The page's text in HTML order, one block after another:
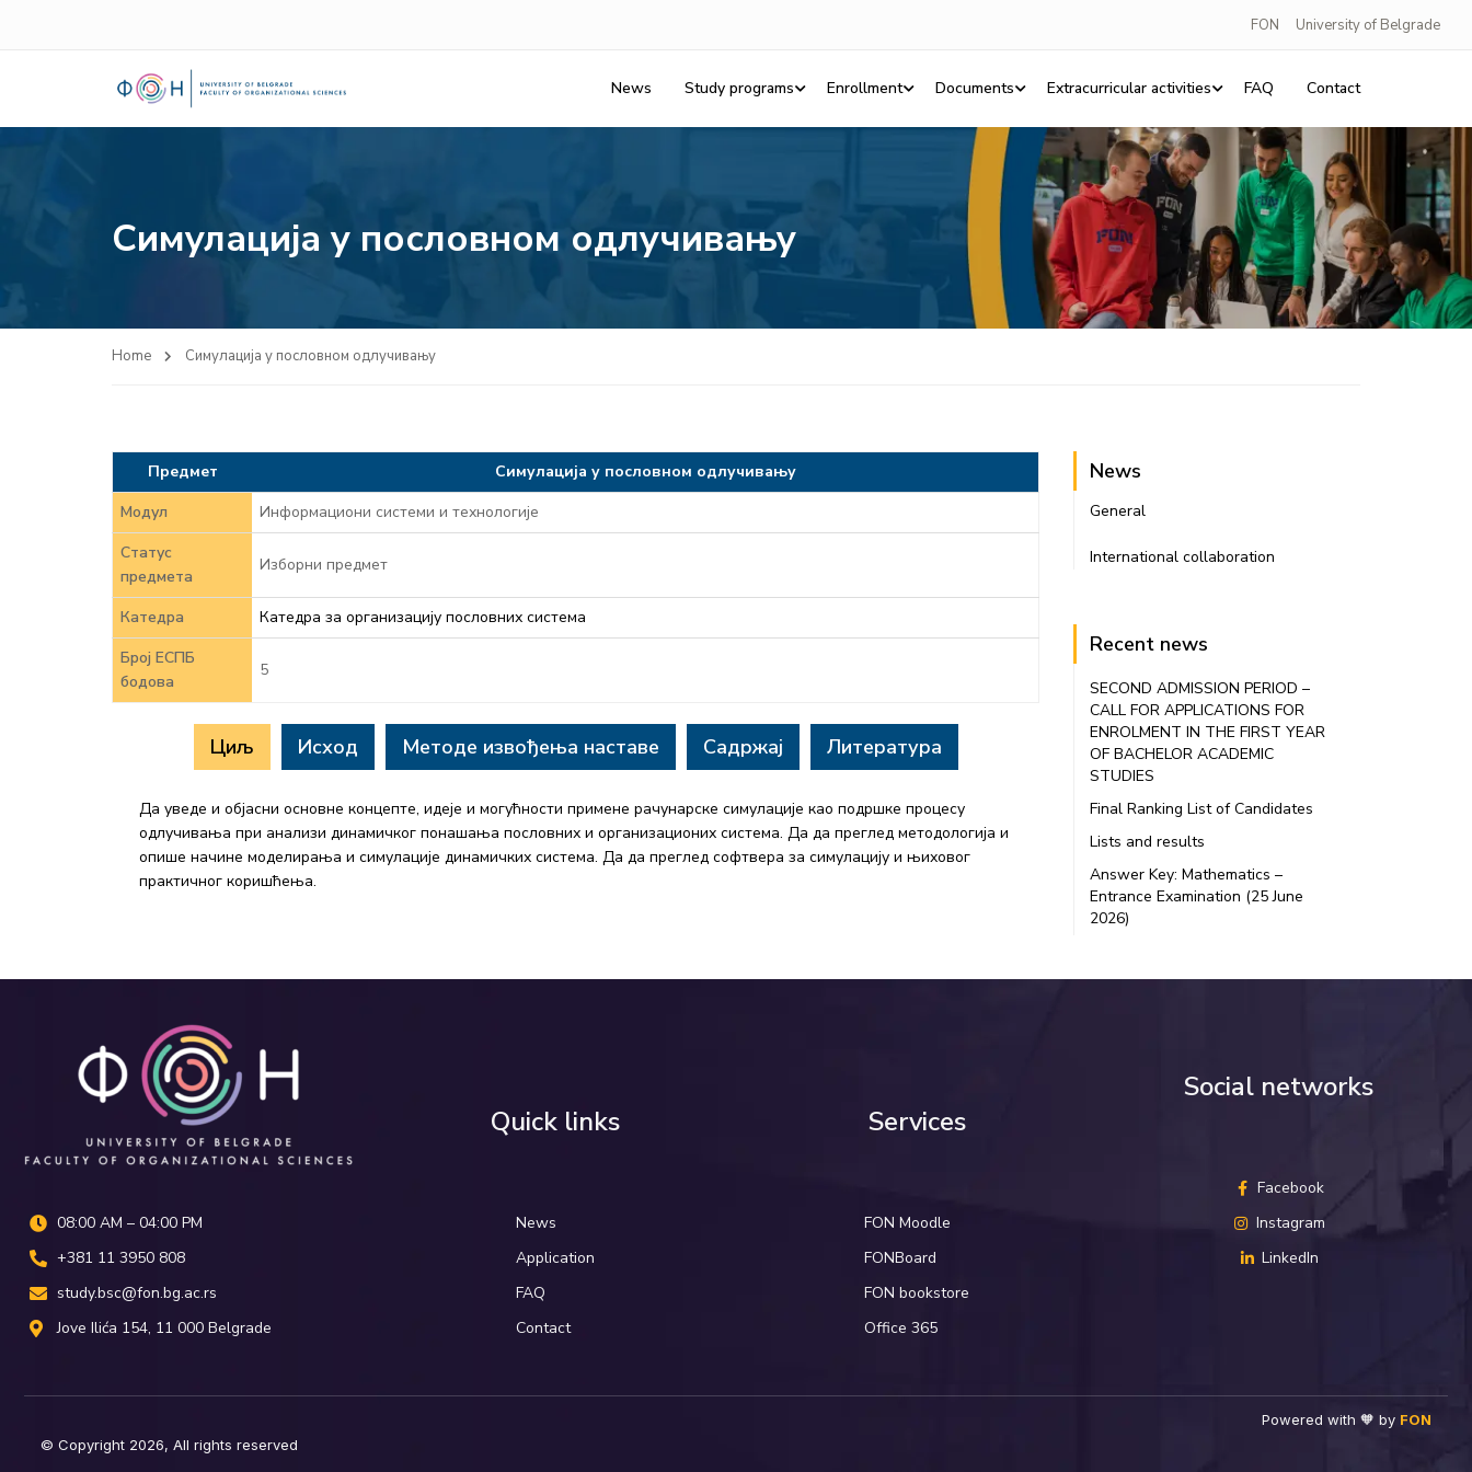
FON University of Belgrade
News Study programs Enrollment Documents Extracurricular activities FAQ Contact
Симулација у пословном одлучивању
Home Симулација у пословном одлучивању
Предмет
Симулација у пословном одлучивању
Модул
Информациони системи и технологије
Статус
предмета
Изборни предмет
Катедра
Катедра за организацију пословних система
Број ЕСПБ
бодова
5
Циљ Исход Методе извођења наставе Садржај Литература
Да уведе и објасни основне концепте, идеје и могућности примене рачунарске симулације као подршке процесу
одлучивања при анализи динамичког понашања пословних и организационих система. Да да преглед методологија и
опише начине моделирања и симулације динамичких система. Да да преглед софтвера за симулацију и њиховог
практичног коришћења.
News
General
International collaboration
Recent news
SECOND ADMISSION PERIOD –
CALL FOR APPLICATIONS FOR
ENROLMENT IN THE FIRST YEAR
OF BACHELOR ACADEMIC
STUDIES
Final Ranking List of Candidates
Lists and results
Answer Key: Mathematics –
Entrance Examination (25 June
2026)
08:00 AM – 04:00 PM
+381 11 3950 808
study.bsc@fon.bg.ac.rs
Јove Ilića 154, 11 000 Belgrade
Quick links
News
Application
FAQ
Contact
Services
FON Moodle
FONBoard
FON bookstore
Office 365
Social networks
Facebook
Instagram
LinkedIn
Powered with 🧡 by FON
© Copyright 2026, All rights reserved